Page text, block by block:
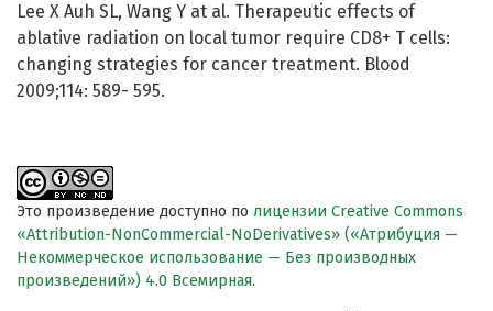
Lee X Auh SL, Wang Y at al. Therapeutic effects of
ablative radiation on local tumor require CD8+ T cells:
changing strategies for cancer treatment. Blood
2009;114: 589- 595.
Это произведение доступно по лицензии Creative Commons
«Attribution-NonCommercial-NoDerivatives» («Атрибуция —
Некоммерческое использование — Без производных
произведений») 4.0 Всемирная.